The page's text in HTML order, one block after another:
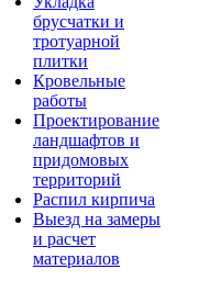
брусчатки и
тротуарной
плитки
Кровельные
работы
Проектирование
ландшафтов и
придомовых
территорий
Распил кирпича
Выезд на замеры
и расчет
материалов